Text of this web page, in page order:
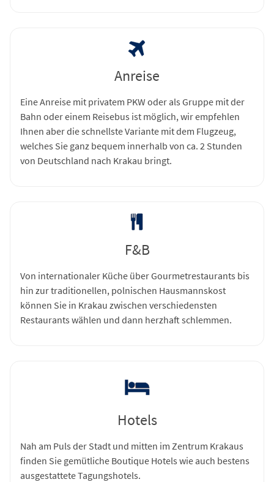
Anreise
Eine Anreise mit privatem PKW oder als Gruppe mit der
Bahn oder einem Reisebus ist möglich, wir empfehlen
Ihnen aber die schnellste Variante mit dem Flugzeug,
welches Sie ganz bequem innerhalb von ca. 2 Stunden
von Deutschland nach Krakau bringt.
F&B
Von internationaler Küche über Gourmetrestaurants bis
hin zur traditionellen, polnischen Hausmannskost
können Sie in Krakau zwischen verschiedensten
Restaurants wählen und dann herzhaft schlemmen.
Hotels
Nah am Puls der Stadt und mitten im Zentrum Krakaus
finden Sie gemütliche Boutique Hotels wie auch bestens
ausgestattete Tagungshotels.